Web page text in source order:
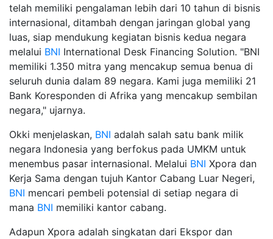
telah memiliki pengalaman lebih dari 10 tahun di bisnis
internasional, ditambah dengan jaringan global yang
luas, siap mendukung kegiatan bisnis kedua negara
melalui BNI International Desk Financing Solution. "BNI
memiliki 1.350 mitra yang mencakup semua benua di
seluruh dunia dalam 89 negara. Kami juga memiliki 21
Bank Koresponden di Afrika yang mencakup sembilan
negara," ujarnya.
Okki menjelaskan, BNI adalah salah satu bank milik
negara Indonesia yang berfokus pada UMKM untuk
menembus pasar internasional. Melalui BNI Xpora dan
Kerja Sama dengan tujuh Kantor Cabang Luar Negeri,
BNI mencari pembeli potensial di setiap negara di
mana BNI memiliki kantor cabang.
Adapun Xpora adalah singkatan dari Ekspor dan